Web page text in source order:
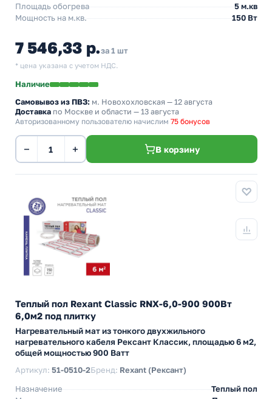
Площадь обогрева
5 м.кв
Мощность на м.кв.
150 Вт
7 546,33 р.за 1 шт
* цена указана с учетом НДС.
Наличие
Самовывоз из ПВЗ: м. Новохохловская — 12 августа
Доставка по Москве и области — 13 августа
Авторизованному пользователю начислим 75 бонусов
− + В корзину
Теплый пол Rexant Classic RNX-6,0-900 900Вт
6,0м2 под плитку
Нагревательный мат из тонкого двухжильного
нагревательного кабеля Рексант Классик, площадью 6 м2,
общей мощностью 900 Ватт
Артикул: 51-0510-2Бренд: Rexant (Рексант)
Назначение
Теплый пол